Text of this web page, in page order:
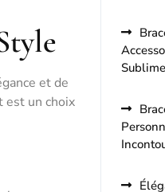
et de
est un choix